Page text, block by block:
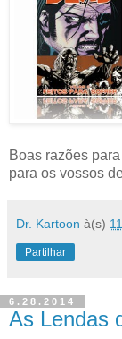
Boas razões
para os vossos
Dr. Kartoon à(s)
Partilhar
6.28.2014
As Lendas